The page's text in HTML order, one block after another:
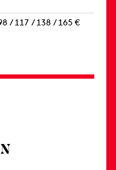
/ 117 / 138 / 165 €